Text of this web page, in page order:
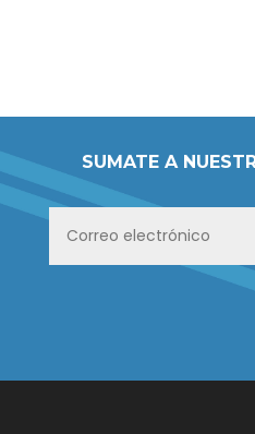
SUMATE A